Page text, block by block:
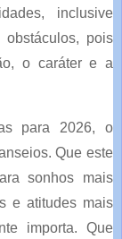
inclusive
pois
o caráter e a
para 2026, o
Que este
sonhos mais
e atitudes mais
importa. Que